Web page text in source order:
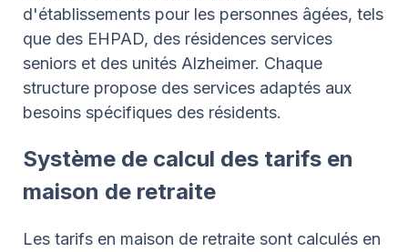
d'établissements pour les personnes âgées, tels
que des EHPAD, des résidences services
seniors et des unités Alzheimer. Chaque
structure propose des services adaptés aux
besoins spécifiques des résidents.
Système de calcul des tarifs en
maison de retraite
Les tarifs en maison de retraite sont calculés en